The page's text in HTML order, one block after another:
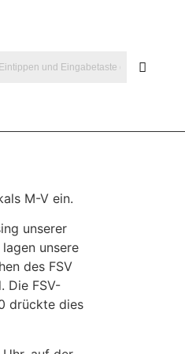
M-V ein.
unserer
unsere
des FSV
Die FSV-
drückte dies